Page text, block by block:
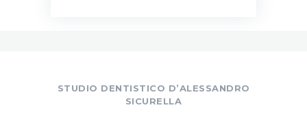
STUDIO DENTISTICO D’ALESSANDRO
SICURELLA